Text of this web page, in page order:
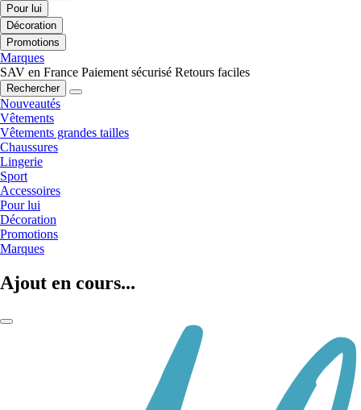
Pour lui
Décoration
Promotions
Marques
SAV en France Paiement sécurisé Retours faciles
Rechercher
Nouveautés
Vêtements
Vêtements grandes tailles
Chaussures
Lingerie
Sport
Accessoires
Pour lui
Décoration
Promotions
Marques
Ajout en cours...